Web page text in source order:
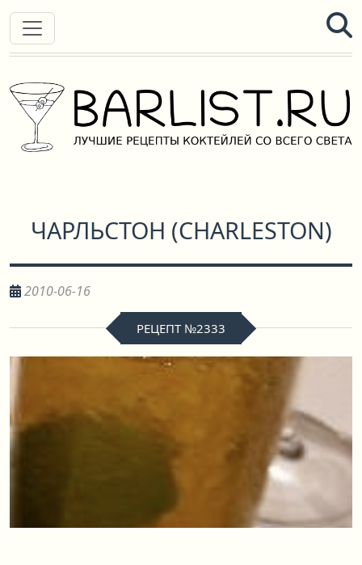
ЧАРЛЬСТОН (CHARLESTON)
2010-06-16
РЕЦЕПТ №2333